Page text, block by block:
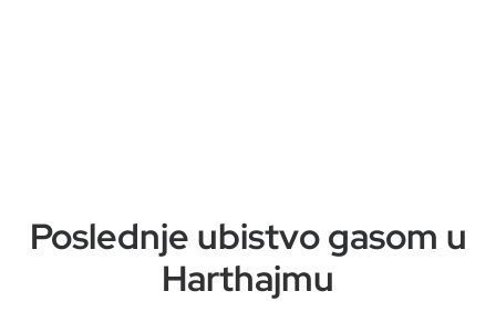
Poslednje ubistvo gasom u
Harthajmu